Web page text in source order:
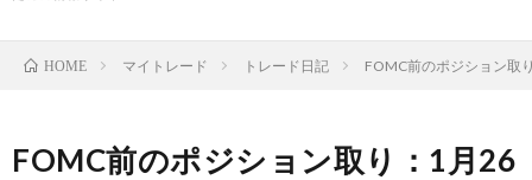
株
HOME マイトレード トレード日記 FOMC前のポジション取
FOMC前のポジション取り：1月26